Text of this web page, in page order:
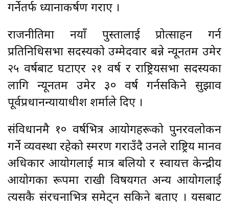
गर्नेतर्फ ध्यानाकर्षण गराए ।
राजनीतिमा नयाँ पुस्तालाई प्रोत्साहन गर्न
प्रतिनिधिसभा सदस्यको उम्मेदवार बन्ने न्यूनतम उमेर
२५ वर्षबाट घटाएर २१ वर्ष र राष्ट्रियसभा सदस्यका
लागि न्यूनतम उमेर ३० वर्ष गर्नसकिने सुझाव
पूर्वप्रधानन्यायाधीश शर्माले दिए ।
संविधानमै १० वर्षभित्र आयोगहरूको पुनरवलोकन
गर्ने व्यवस्था रहेको स्मरण गराउँदै उनले राष्ट्रिय मानव
अधिकार आयोगलाई मात्र बलियो र स्वायत्त केन्द्रीय
आयोगका रूपमा राखी विषयगत अन्य आयोगलाई
त्यसकै संरचनाभित्र समेट्न सकिने बताए । यसबाट